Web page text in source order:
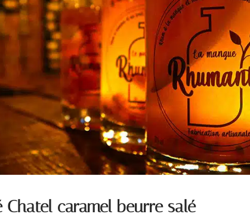
Chatel caramel beurre salé